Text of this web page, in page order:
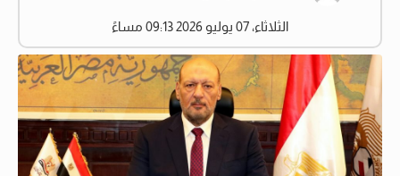
الثلاثاء، 07 يوليو 2026 09:13 مساءً